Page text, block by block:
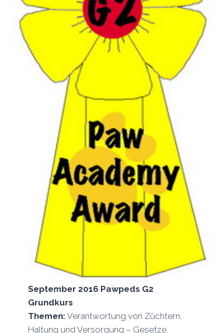
September 2016 Pawpeds G2
Grundkurs
Themen: Verantwortung von Züchtern,
Haltung und Versorgung – Gesetze,